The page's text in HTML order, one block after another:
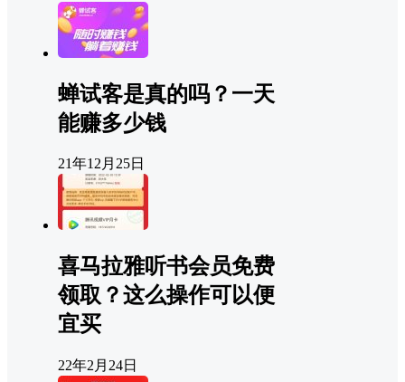
蝉试客是真的吗？一天
能赚多少钱
21年12月25日
喜马拉雅听书会员免费
领取？这么操作可以便
宜买
22年2月24日